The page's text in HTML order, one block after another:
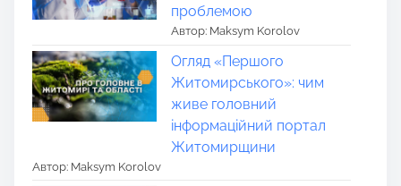
проблемою
Автор: Maksym Korolov
Огляд «Першого
Житомирського»: чим
живе головний
інформаційний портал
Житомирщини
Автор: Maksym Korolov